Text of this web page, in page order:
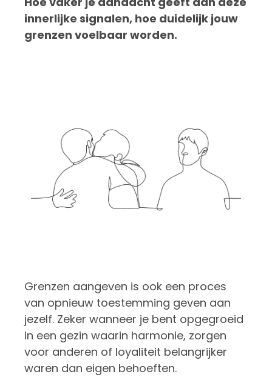
innerlijke signalen, hoe duidelijk jouw
grenzen voelbaar worden.
Grenzen aangeven is ook een proces
van opnieuw toestemming geven aan
jezelf. Zeker wanneer je bent opgegroeid
in een gezin waarin harmonie, zorgen
voor anderen of loyaliteit belangrijker
waren dan eigen behoeften.